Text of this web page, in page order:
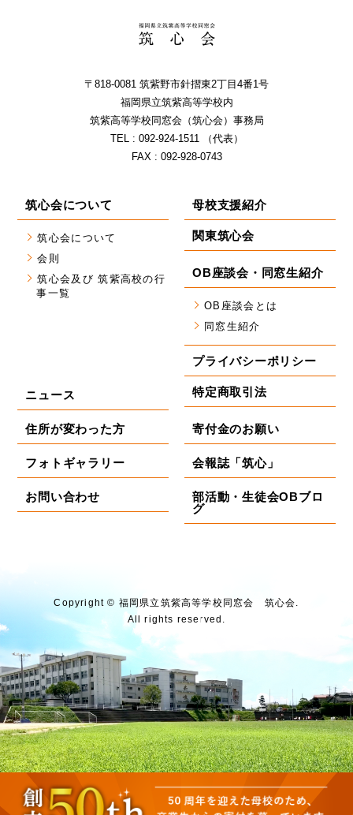
〒818-0081 筑紫野市針摺東2丁⽬4番1号
福岡県⽴筑紫⾼等学校内
筑紫⾼等学校同窓会（筑⼼会）事務局
TEL : 092-924-1511 （代表）
FAX : 092-928-0743
筑心会について
筑心会について
会則
筑心会及び 筑紫高校の行
事一覧
母校支援紹介
関東筑心会
OB座談会・同窓生紹介
OB座談会とは
同窓生紹介
プライバシーポリシー
特定商取引法
ニュース
住所が変わった方
フォトギャラリー
お問い合わせ
寄付金のお願い
会報誌「筑心」
部活動・生徒会OBブロ
グ
Copyright © 福岡県⽴筑紫⾼等学校同窓会 筑⼼会.
All rights reserved.